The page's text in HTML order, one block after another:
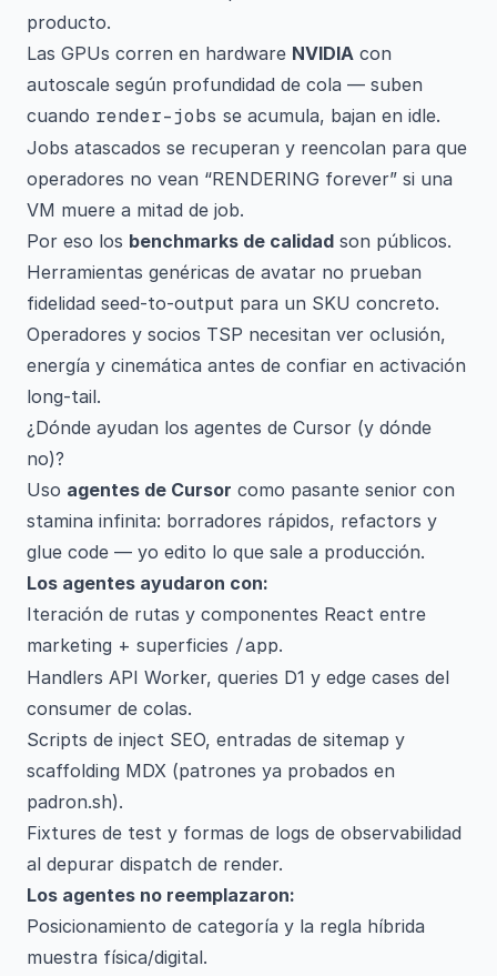
producto.
Las GPUs corren en hardware NVIDIA con
autoscale según profundidad de cola — suben
cuando render-jobs se acumula, bajan en idle.
Jobs atascados se recuperan y reencolan para que
operadores no vean “RENDERING forever” si una
VM muere a mitad de job.
Por eso los benchmarks de calidad son públicos.
Herramientas genéricas de avatar no prueban
fidelidad seed-to-output para un SKU concreto.
Operadores y socios TSP necesitan ver oclusión,
energía y cinemática antes de confiar en activación
long-tail.
¿Dónde ayudan los agentes de Cursor (y dónde
no)?
Uso agentes de Cursor como pasante senior con
stamina infinita: borradores rápidos, refactors y
glue code — yo edito lo que sale a producción.
Los agentes ayudaron con:
Iteración de rutas y componentes React entre
marketing + superficies /app.
Handlers API Worker, queries D1 y edge cases del
consumer de colas.
Scripts de inject SEO, entradas de sitemap y
scaffolding MDX (patrones ya probados en
padron.sh).
Fixtures de test y formas de logs de observabilidad
al depurar dispatch de render.
Los agentes no reemplazaron:
Posicionamiento de categoría y la regla híbrida
muestra física/digital.